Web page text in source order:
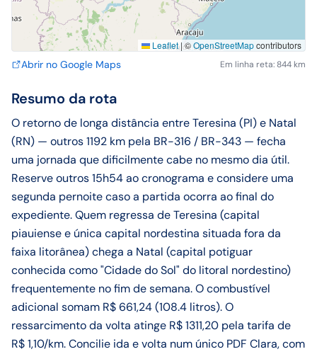
Leaflet |©OpenStreetMapcontributors
Abrir no Google Maps Em linha reta: 844 km
Resumo da rota
O retorno de longa distância entre Teresina (PI) e Natal
(RN) — outros 1192 km pela BR-316 / BR-343 — fecha
uma jornada que dificilmente cabe no mesmo dia útil.
Reserve outros 15h54 ao cronograma e considere uma
segunda pernoite caso a partida ocorra ao final do
expediente. Quem regressa de Teresina (capital
piauiense e única capital nordestina situada fora da
faixa litorânea) chega a Natal (capital potiguar
conhecida como "Cidade do Sol" do litoral nordestino)
frequentemente no fim de semana. O combustível
adicional somam R$ 661,24 (108.4 litros). O
ressarcimento da volta atinge R$ 1311,20 pela tarifa de
R$ 1,10/km. Concilie ida e volta num único PDF Clara, com